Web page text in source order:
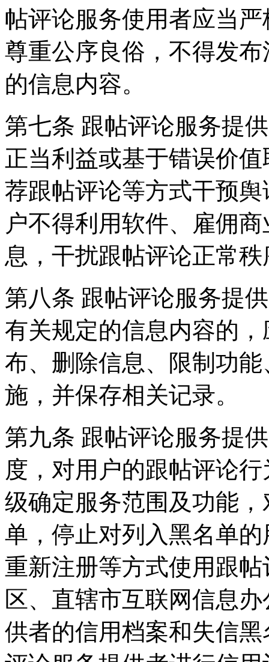
帖评论服务使用者应当
尊重公序良俗，不得发
的信息内容。
第七条 跟帖评论服务提
正当利益或基于错误价
荐跟帖评论等方式干预
户不得利用软件、雇佣
息，干扰跟帖评论正常
第八条 跟帖评论服务提
有关规定的信息内容的
布、删除信息、限制功
施，并保存相关记录。
第九条 跟帖评论服务提
度，对用户的跟帖评论
级确定服务范围及功能
单，停止对列入黑名单
重新注册等方式使用跟
区、直辖市互联网信息
供者的信用档案和失信